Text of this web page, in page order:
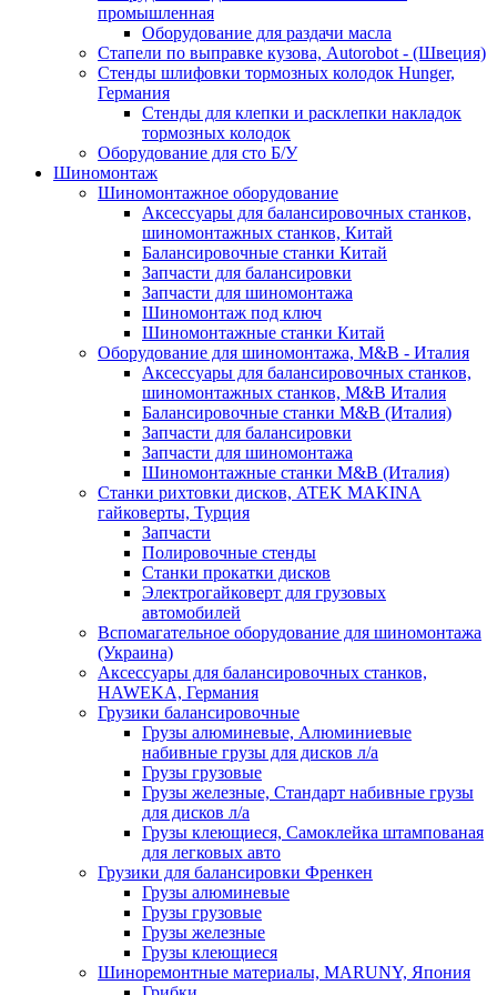
промышленная
Оборудование для раздачи масла
Стапели по выправке кузова, Autorobot - (Швеция)
Стенды шлифовки тормозных колодок Hunger,
Германия
Стенды для клепки и расклепки накладок
тормозных колодок
Оборудование для сто Б/У
Шиномонтаж
Шиномонтажное оборудование
Аксессуары для балансировочных станков,
шиномонтажных станков, Китай
Балансировочные станки Китай
Запчасти для балансировки
Запчасти для шиномонтажа
Шиномонтаж под ключ
Шиномонтажные станки Китай
Оборудование для шиномонтажа, M&B - Италия
Аксессуары для балансировочных станков,
шиномонтажных станков, M&B Италия
Балансировочные станки M&B (Италия)
Запчасти для балансировки
Запчасти для шиномонтажа
Шиномонтажные станки M&B (Италия)
Станки рихтовки дисков, ATEK MAKINA
гайковерты, Турция
Запчасти
Полировочные стенды
Станки прокатки дисков
Электрогайковерт для грузовых
автомобилей
Вспомагательное оборудование для шиномонтажа
(Украина)
Аксессуары для балансировочных станков,
HAWEKA, Германия
Грузики балансировочные
Грузы алюминевые, Алюминиевые
набивные грузы для дисков л/а
Грузы грузовые
Грузы железные, Cтандарт набивные грузы
для дисков л/а
Грузы клеющиеся, Самоклейка штампованая
для легковых авто
Грузики для балансировки Френкен
Грузы алюминевые
Грузы грузовые
Грузы железные
Грузы клеющиеся
Шиноремонтные материалы, MARUNY, Япония